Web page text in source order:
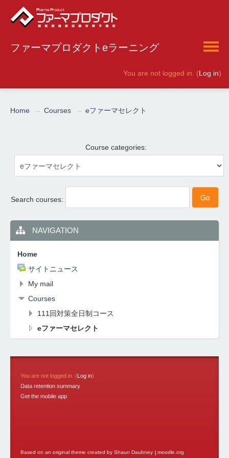
ファーマプロダクトeラーニング
You are not logged in. (Log in)
Home → Courses → eファーマセレクト
Course categories:
Search courses:
NAVIGATION
Home
サイトニュース
My mail
Courses
111回対策全日制コース
eファーマセレクト
You are not logged in. (Log in)
Data retention summary
Get the mobile app
Based on an original theme created by Shaun Daubney | moodle.org